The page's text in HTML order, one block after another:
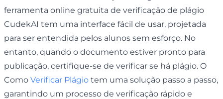
ferramenta online gratuita de verificação de plágio
CudekAI tem uma interface fácil de usar, projetada
para ser entendida pelos alunos sem esforço. No
entanto, quando o documento estiver pronto para
publicação, certifique-se de verificar se há plágio. O
Como Verificar Plágio tem uma solução passo a passo,
garantindo um processo de verificação rápido e